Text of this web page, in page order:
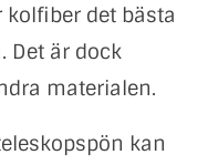
det bästa
Det är dock
materialen.
kan